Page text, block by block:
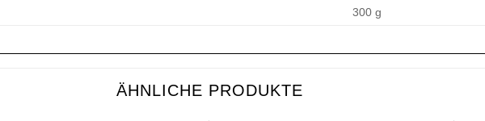
300 g
ÄHNLICHE PRODUKTE